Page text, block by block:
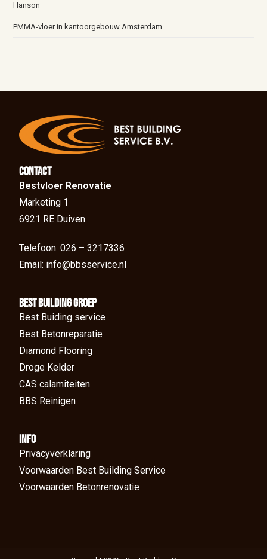
Hanson
PMMA-vloer in kantoorgebouw Amsterdam
Contact
Bestvloer Renovatie
Marketing 1
6921 RE Duiven
Telefoon: 026 – 3217336
Email: info@bbsservice.nl
BEst Building groep
Best Buiding service
Best Betonreparatie
Diamond Flooring
Droge Kelder
CAS calamiteiten
BBS Reinigen
Info
Privacyverklaring
Voorwaarden Best Building Service
Voorwaarden Betonrenovatie